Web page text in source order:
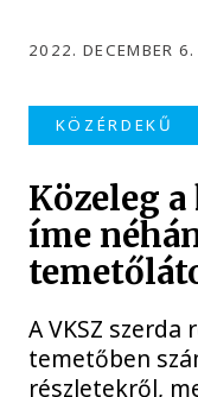
2022. DECEMBER
KÖZÉRDEKŰ
Közeleg
íme
A VKSZ szerda
temetőben
részletekről,